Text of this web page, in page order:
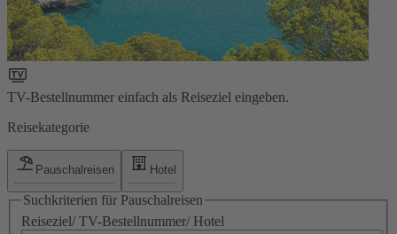
TV-Bestellnummer einfach als Reiseziel eingeben.
Reisekategorie
Pauschalreisen Hotel
Suchkriterien für Pauschalreisen
Reiseziel/ TV-Bestellnummer/ Hotel